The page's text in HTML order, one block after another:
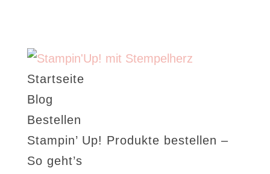
Startseite
Blog
Bestellen
Stampin’ Up! Produkte bestellen –
So geht’s